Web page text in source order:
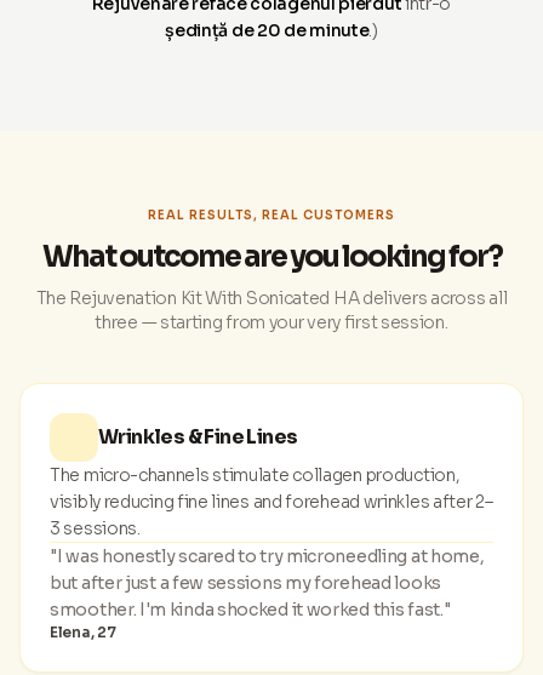
ședință de 20 de minute.)
REAL RESULTS, REAL CUSTOMERS
What outcome are you looking for?
The Rejuvenation Kit With Sonicated HA delivers across all
three — starting from your very first session.
Wrinkles & Fine Lines
The micro-channels stimulate collagen production,
visibly reducing fine lines and forehead wrinkles after 2–
3 sessions.
"I was honestly scared to try microneedling at home,
but after just a few sessions my forehead looks
smoother. I'm kinda shocked it worked this fast."
Elena, 27